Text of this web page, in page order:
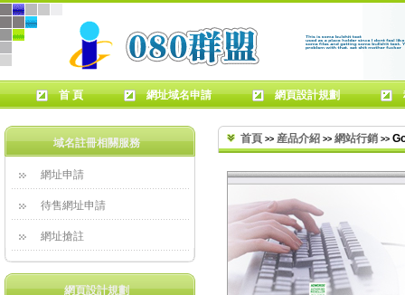
首 頁 網址域名申請 網頁設計規劃
域名註冊相關服務
網址申請
待售網址申請
網址搶註
網頁設計規劃
首頁 >> 産品介紹 >> 網站行銷 >>